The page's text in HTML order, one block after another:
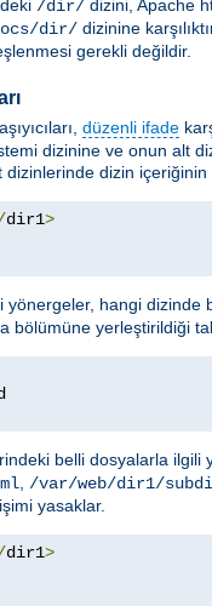
/dir/ dizini, Apache
dir/ dizinine
gerekli değildir.
düzenli ifade
dizinine ve onun alt
dizinlerinde dizin içeriğinin
dir1>
yönergeler, hangi dizinde
bölümüne yerleştirildiği
belli dosyalarla ilgili
, /var/web/dir1/
yasaklar.
dir1>